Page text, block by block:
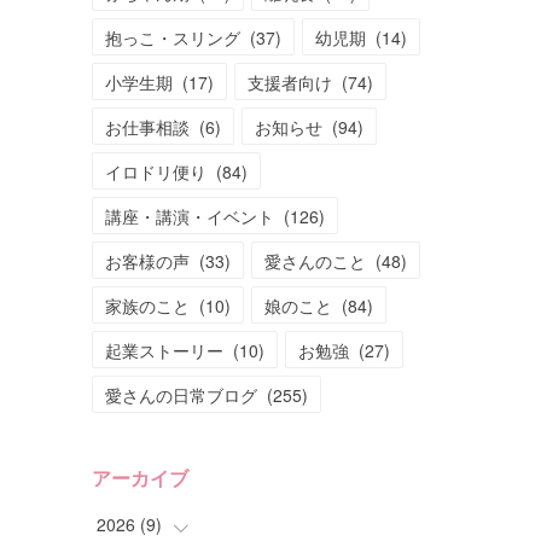
抱っこ・スリング (37) 幼児期 (14)
小学生期 (17) 支援者向け (74)
お仕事相談 (6) お知らせ (94)
イロドリ便り (84)
講座・講演・イベント (126)
お客様の声 (33) 愛さんのこと (48)
家族のこと (10) 娘のこと (84)
起業ストーリー (10) お勉強 (27)
愛さんの日常ブログ (255)
アーカイブ
2026 (9)